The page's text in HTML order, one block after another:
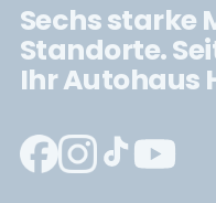
Sechs starke
Standorte.
Ihr Autohaus